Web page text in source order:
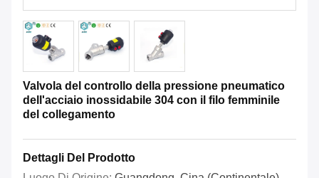
Valvola del controllo della pressione pneumatico
dell'acciaio inossidabile 304 con il filo femminile
del collegamento
Dettagli Del Prodotto